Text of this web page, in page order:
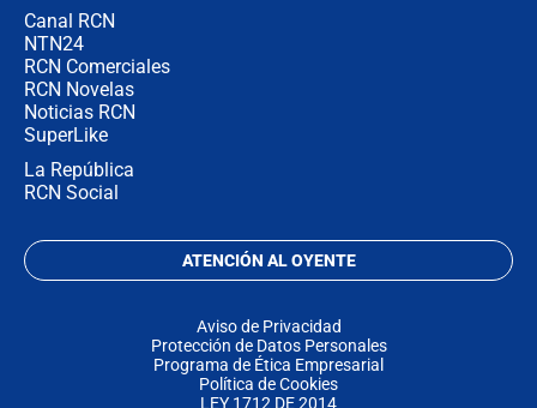
Canal RCN
NTN24
RCN Comerciales
RCN Novelas
Noticias RCN
SuperLike
La República
RCN Social
ATENCIÓN AL OYENTE
Aviso de Privacidad
Protección de Datos Personales
Programa de Ética Empresarial
Política de Cookies
LEY 1712 DE 2014